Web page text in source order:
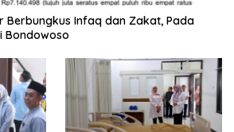
Berbungkus Infaq dan Zakat, Pada
Bondowoso